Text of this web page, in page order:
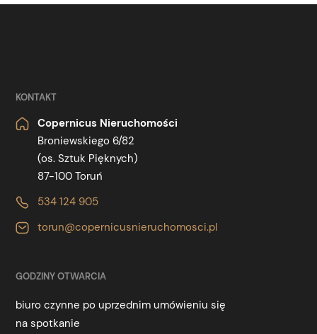
KONTAKT
Copernicus Nieruchomości
Broniewskiego 6/82
(os. Sztuk Pięknych)
87-100 Toruń
534 124 905
torun@copernicusnieruchomosci.pl
GODZINY OTWARCIA
biuro czynne po uprzednim umówieniu się
na spotkanie